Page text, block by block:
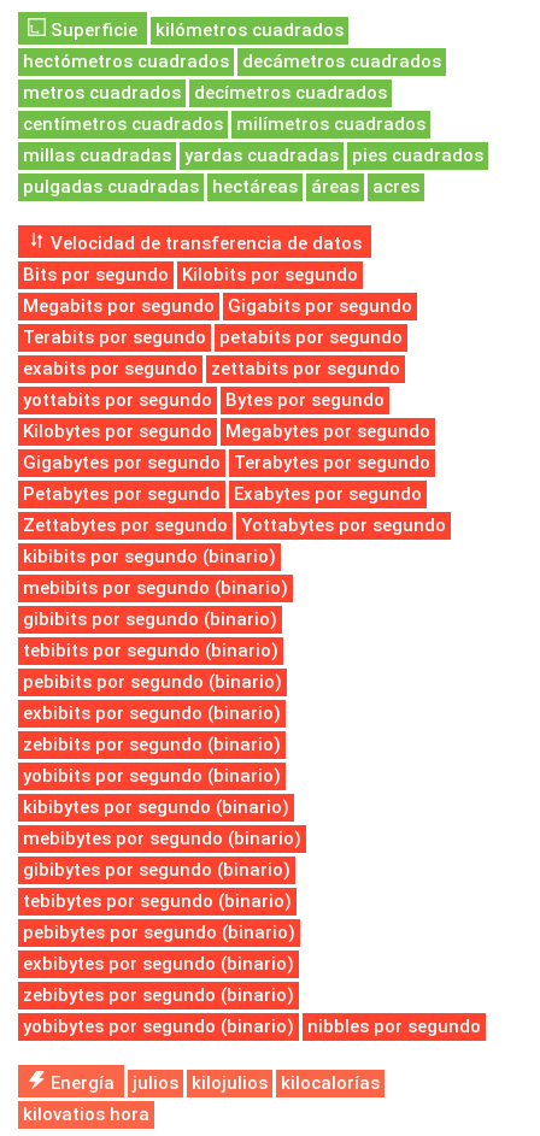
Superficie
kilómetros cuadrados
hectómetros cuadrados
decámetros cuadrados
metros cuadrados
decímetros cuadrados
centímetros cuadrados
milímetros cuadrados
millas cuadradas
yardas cuadradas
pies cuadrados
pulgadas cuadradas
hectáreas áreas acres
Velocidad de transferencia de datos
Bits por segundo
Kilobits por segundo
Megabits por segundo
Gigabits por segundo
Terabits por segundo
petabits por segundo
exabits por segundo
zettabits por segundo
yottabits por segundo
Bytes por segundo
Kilobytes por segundo
Megabytes por segundo
Gigabytes por segundo
Terabytes por segundo
Petabytes por segundo
Exabytes por segundo
Zettabytes por segundo
Yottabytes por segundo
kibibits por segundo (binario)
mebibits por segundo (binario)
gibibits por segundo (binario)
tebibits por segundo (binario)
pebibits por segundo (binario)
exbibits por segundo (binario)
zebibits por segundo (binario)
yobibits por segundo (binario)
kibibytes por segundo (binario)
mebibytes por segundo (binario)
gibibytes por segundo (binario)
tebibytes por segundo (binario)
pebibytes por segundo (binario)
exbibytes por segundo (binario)
zebibytes por segundo (binario)
yobibytes por segundo (binario)
nibbles por segundo
Energía julios kilojulios
kilocalorías
kilovatios hora